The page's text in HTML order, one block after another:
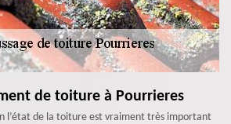
de toiture à Pourrieres
l’état de la toiture est vraiment très important